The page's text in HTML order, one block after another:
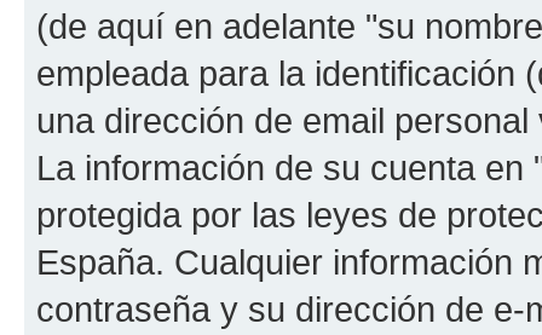
(de aquí en adelante "su
empleada para la identificación
una dirección de email
La información de su cuenta
protegida por las leyes de
España. Cualquier información
contraseña y su dirección de e-